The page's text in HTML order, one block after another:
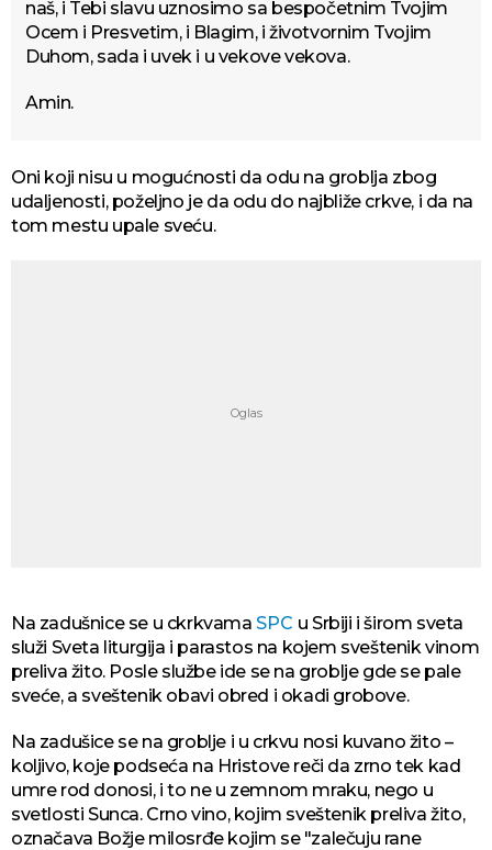
naš, i Tebi slavu uznosimo sa bespočetnim Tvojim
Ocem i Presvetim, i Blagim, i životvornim Tvojim
Duhom, sada i uvek i u vekove vekova.
Amin.
Oni koji nisu u mogućnosti da odu na groblja zbog
udaljenosti, poželjno je da odu do najbliže crkve, i da na
tom mestu upale sveću.
Na zadušnice se u ckrkvamaSPC u Srbiji i širom sveta
služi Sveta liturgija i parastos na kojem sveštenik vinom
preliva žito. Posle službe ide se na groblje gde se pale
sveće, a sveštenik obavi obred i okadi grobove.
Na zadušice se na groblje i u crkvu nosi kuvano žito –
koljivo, koje podseća na Hristove reči da zrno tek kad
umre rod donosi, i to ne u zemnom mraku, nego u
svetlosti Sunca. Crno vino, kojim sveštenik preliva žito,
označava Božje milosrđe kojim se "zalečuju rane